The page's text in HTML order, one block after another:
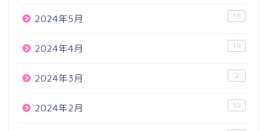
2024年5月 10
2024年4月 10
2024年3月 2
2024年2月 10